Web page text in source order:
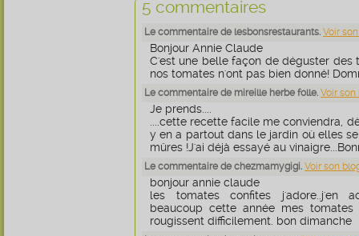
5 commentaires
Le commentaire de lesbonsrestaurants. Voir
Bonjour Annie Claude
C'est une belle façon de déguster des
nos tomates n'ont pas bien donné!
Le commentaire de mireille herbe folle. Voir son
Je prends....
....cette recette facile me conviendra,
y en a partout dans le jardin où elles
mûres !J'ai déjà essayé au
Le commentaire de chezmamygigi. Voir son
bonjour annie claude
les tomates confites j'adore..j'en
beaucoup cette année mes
rougissent difficilement. bon dimanche